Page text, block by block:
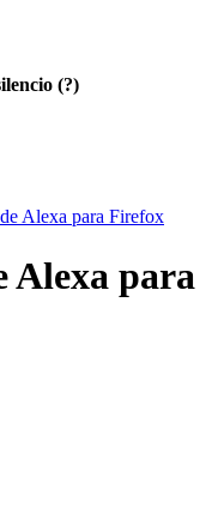
(?)
Alexa para Firefox
Alexa para